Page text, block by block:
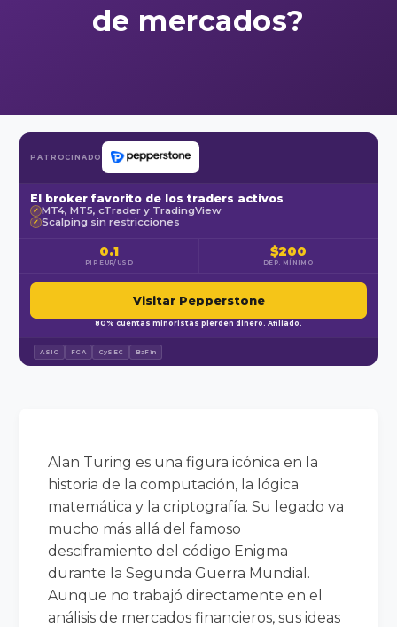
de mercados?
PATROCINADO
El broker favorito de los traders activos
✓ MT4, MT5, cTrader y TradingView
✓ Scalping sin restricciones
0.1
PIP EUR/USD
$200
DEP. MÍNIMO
Visitar Pepperstone
80% cuentas minoristas pierden dinero. Afiliado.
ASIC FCA CySEC BaFin
Alan Turing es una figura icónica en la
historia de la computación, la lógica
matemática y la criptografía. Su legado va
mucho más allá del famoso
desciframiento del código Enigma
durante la Segunda Guerra Mundial.
Aunque no trabajó directamente en el
análisis de mercados financieros, sus ideas